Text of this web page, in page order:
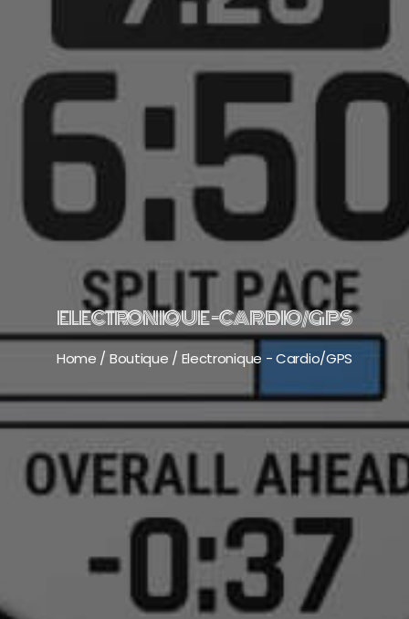
ELECTRONIQUE - CARDIO/GPS
Home / Boutique / Electronique - Cardio/GPS